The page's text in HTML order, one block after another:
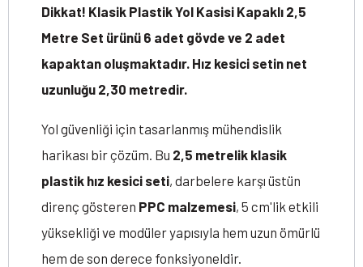
Dikkat! Klasik Plastik Yol Kasisi Kapaklı 2,5
Metre Set ürünü 6 adet gövde ve 2 adet
kapaktan oluşmaktadır. Hız kesici setin net
uzunluğu 2,30 metredir.
Yol güvenliği için tasarlanmış mühendislik
harikası bir çözüm. Bu 2,5 metrelik klasik
plastik hız kesici seti, darbelere karşı üstün
direnç gösteren PPC malzemesi, 5 cm'lik etkili
yüksekliği ve modüler yapısıyla hem uzun ömürlü
hem de son derece fonksiyoneldir.